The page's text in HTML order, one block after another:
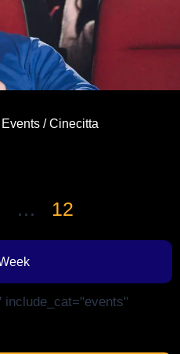
Events/ Cinecitta
… 12
include_cat="events"